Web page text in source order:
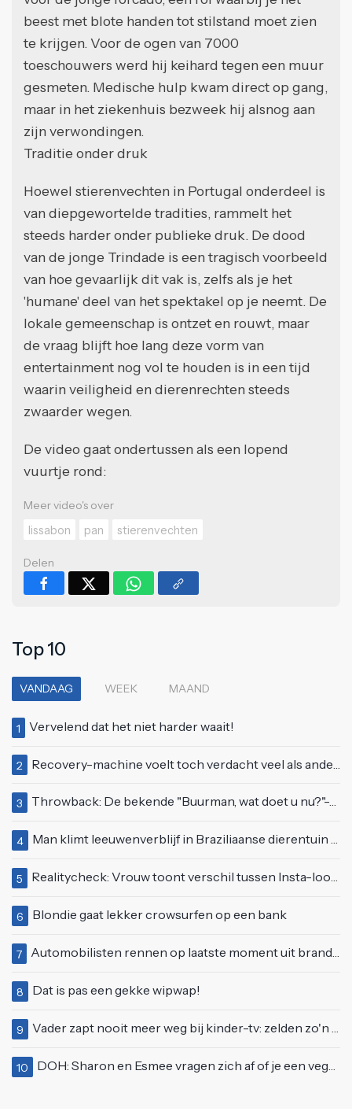
beest met blote handen tot stilstand moet zien
te krijgen. Voor de ogen van 7000
toeschouwers werd hij keihard tegen een muur
gesmeten. Medische hulp kwam direct op gang,
maar in het ziekenhuis bezweek hij alsnog aan
zijn verwondingen.
Traditie onder druk
Hoewel stierenvechten in Portugal onderdeel is
van diepgewortelde tradities, rammelt het
steeds harder onder publieke druk. De dood
van de jonge Trindade is een tragisch voorbeeld
van hoe gevaarlijk dit vak is, zelfs als je het
'humane' deel van het spektakel op je neemt. De
lokale gemeenschap is ontzet en rouwt, maar
de vraag blijft hoe lang deze vorm van
entertainment nog vol te houden is in een tijd
waarin veiligheid en dierenrechten steeds
zwaarder wegen.
De video gaat ondertussen als een lopend
vuurtje rond:
Meer video's over
lissabon
pan stierenvechten
Delen
Top 10
VANDAAG WEEK MAAND
1 Vervelend dat het niet harder waait!
2 Recovery-machine voelt toch verdacht veel als ander soort work-out
3 Throwback: De bekende "Buurman, wat doet u nu?"-scène uit Flodder met Tatjana Šimić
4 Man klimt leeuwenverblijf in Braziliaanse dierentuin en overleeft het niet
5 Realitycheck: Vrouw toont verschil tussen Insta-look en realiteit
6 Blondie gaat lekker crowsurfen op een bank
7 Automobilisten rennen op laatste moment uit brandende auto op de A58
8 Dat is pas een gekke wipwap!
9 Vader zapt nooit meer weg bij kinder-tv: zelden zo'n 'beweeglijke' kikker gezien
10 DOH: Sharon en Esmee vragen zich af of je een vegetariër bent als je kip eet